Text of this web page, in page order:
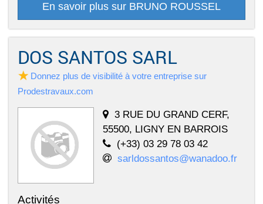
En savoir plus sur BRUNO ROUSSEL
DOS SANTOS SARL
Donnez plus de visibilité à votre entreprise sur
Prodestravaux.com
3 RUE DU GRAND CERF,
55500, LIGNY EN BARROIS
(+33) 03 29 78 03 42
sarldossantos@wanadoo.fr
Activités